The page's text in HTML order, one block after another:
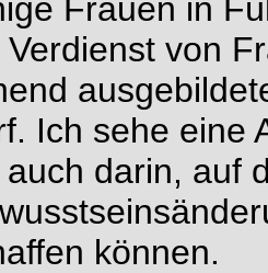
Frauen in
von
Ich sehe eine
darin, auf
können.